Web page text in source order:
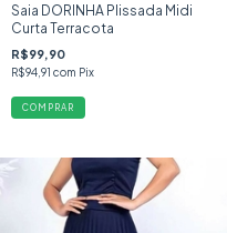
Saia DORINHA Plissada Midi
Curta Terracota
R$99,90
R$94,91 com Pix
COMPRAR